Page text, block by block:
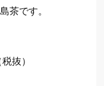
茶です。
抜）